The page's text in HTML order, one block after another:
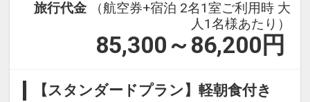
旅行代金
（航空券+宿泊 2名1室ご利用時 大
人1名様あたり）
85,300～86,200 円
【スタンダードプラン】軽朝食付き